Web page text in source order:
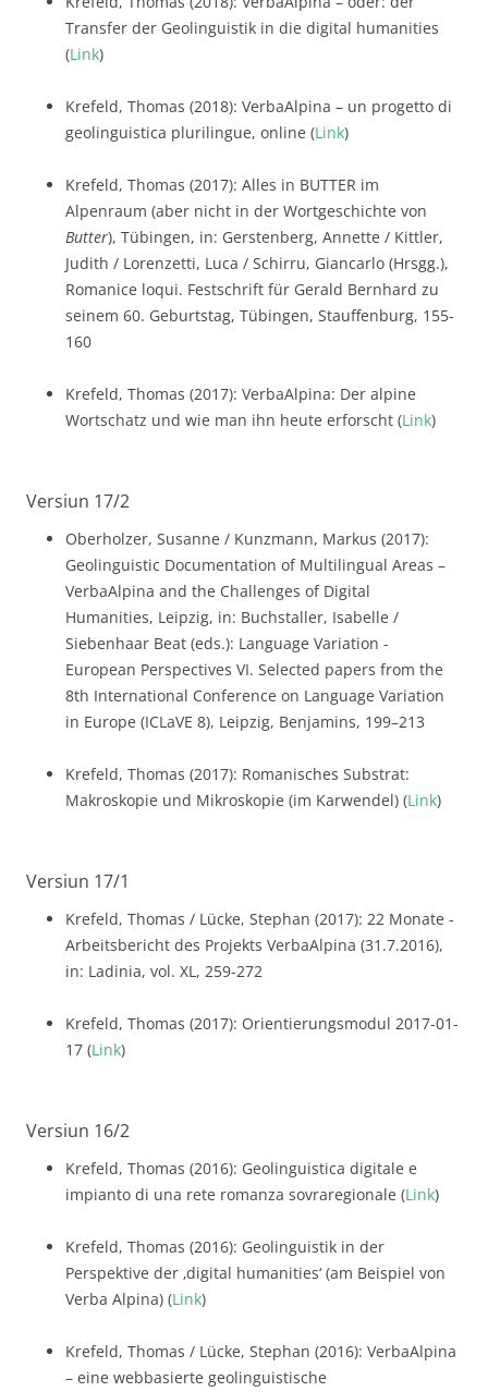
Transfer der Geolinguistik in die digital humanities
(Link)
Krefeld, Thomas (2018): VerbaAlpina – un progetto di
geolinguistica plurilingue, online (Link)
Krefeld, Thomas (2017): Alles in BUTTER im
Alpenraum (aber nicht in der Wortgeschichte von
Butter), Tübingen, in: Gerstenberg, Annette / Kittler,
Judith / Lorenzetti, Luca / Schirru, Giancarlo (Hrsgg.),
Romanice loqui. Festschrift für Gerald Bernhard zu
seinem 60. Geburtstag, Tübingen, Stauffenburg, 155-
160
Krefeld, Thomas (2017): VerbaAlpina: Der alpine
Wortschatz und wie man ihn heute erforscht (Link)
Versiun 17/2
Oberholzer, Susanne / Kunzmann, Markus (2017):
Geolinguistic Documentation of Multilingual Areas –
VerbaAlpina and the Challenges of Digital
Humanities, Leipzig, in: Buchstaller, Isabelle /
Siebenhaar Beat (eds.): Language Variation -
European Perspectives VI. Selected papers from the
8th International Conference on Language Variation
in Europe (ICLaVE 8), Leipzig, Benjamins, 199–213
Krefeld, Thomas (2017): Romanisches Substrat:
Makroskopie und Mikroskopie (im Karwendel) (Link)
Versiun 17/1
Krefeld, Thomas / Lücke, Stephan (2017): 22 Monate -
Arbeitsbericht des Projekts VerbaAlpina (31.7.2016),
in: Ladinia, vol. XL, 259-272
Krefeld, Thomas (2017): Orientierungsmodul 2017-01-
17 (Link)
Versiun 16/2
Krefeld, Thomas (2016): Geolinguistica digitale e
impianto di una rete romanza sovraregionale (Link)
Krefeld, Thomas (2016): Geolinguistik in der
Perspektive der ‚digital humanities‘ (am Beispiel von
Verba Alpina) (Link)
Krefeld, Thomas / Lücke, Stephan (2016): VerbaAlpina
– eine webbasierte geolinguistische